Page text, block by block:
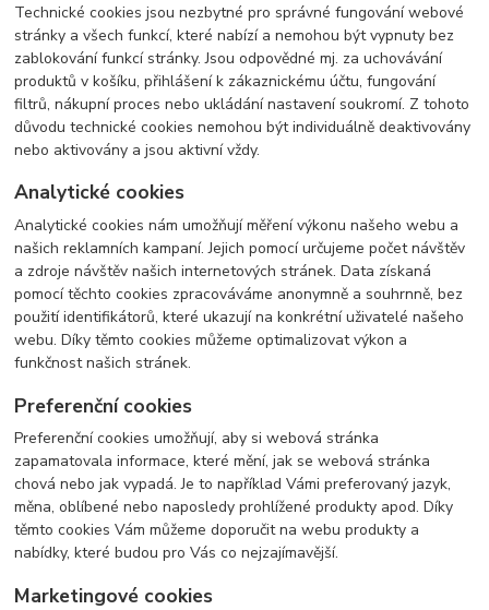
Technické cookies jsou nezbytné pro správné fungování webové
stránky a všech funkcí, které nabízí a nemohou být vypnuty bez
zablokování funkcí stránky. Jsou odpovědné mj. za uchovávání
produktů v košíku, přihlášení k zákaznickému účtu, fungování
filtrů, nákupní proces nebo ukládání nastavení soukromí. Z tohoto
důvodu technické cookies nemohou být individuálně deaktivovány
nebo aktivovány a jsou aktivní vždy.
Analytické cookies
Analytické cookies nám umožňují měření výkonu našeho webu a
našich reklamních kampaní. Jejich pomocí určujeme počet návštěv
a zdroje návštěv našich internetových stránek. Data získaná
pomocí těchto cookies zpracováváme anonymně a souhrnně, bez
použití identifikátorů, které ukazují na konkrétní uživatelé našeho
webu. Díky těmto cookies můžeme optimalizovat výkon a
funkčnost našich stránek.
Preferenční cookies
Preferenční cookies umožňují, aby si webová stránka
zapamatovala informace, které mění, jak se webová stránka
chová nebo jak vypadá. Je to například Vámi preferovaný jazyk,
měna, oblíbené nebo naposledy prohlížené produkty apod. Díky
těmto cookies Vám můžeme doporučit na webu produkty a
nabídky, které budou pro Vás co nejzajímavější.
Marketingové cookies